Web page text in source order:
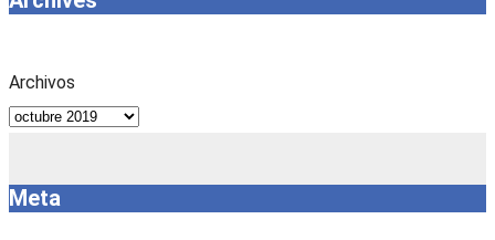
Archivos
Meta